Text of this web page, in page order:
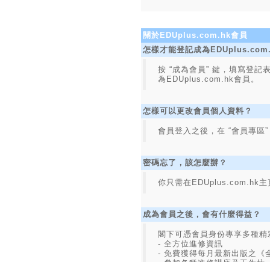
關於EDUplus.com.hk會員
怎樣才能登記成為
按 “成為會員” 鍵，填寫登記
為EDUplus.com.hk會員。
怎樣可以更改會員個人資料？
會員登入之後，在 “會員專區
密碼忘了，該怎麼辦？
你只需在EDUplus.com.hk主
成為會員之後，會有什麼得益？
閣下可憑會員身份專享多種
- 全方位進修資訊
- 免費獲得每月最新出版之《